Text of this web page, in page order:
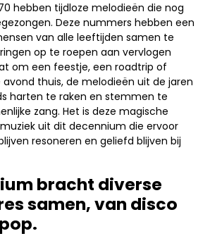
hebben tijdloze melodieën die nog
Deze nummers hebben een
van alle leeftijden samen te
op te roepen aan vervlogen
om een feestje, een roadtrip of
thuis, de melodieën uit de jaren
harten te raken en stemmen te
zang. Het is deze magische
uit dit decennium die ervoor
resoneren en geliefd blijven bij
bracht diverse
samen, van disco